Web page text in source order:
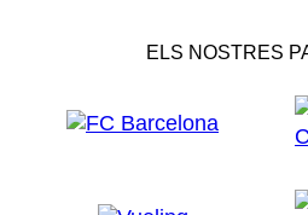
ELS NOSTRES